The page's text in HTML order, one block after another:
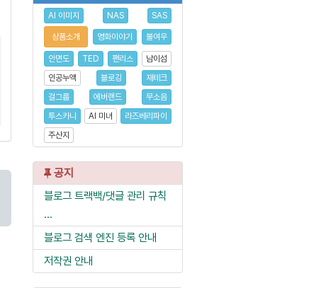
AI 이미지 NAS SAS
상품소개 영화이야기 불여우
안면도 TED 팬리스
남이섬
인공누액
블로깅
재테크
걸그룹
에버랜드
무소음
투스카니
AI 미녀
라즈베리파이
주산지
공지
블로그 트랙백/댓글 관리 규칙
...
블로그 검색 엔진 등록 안내
저작권 안내